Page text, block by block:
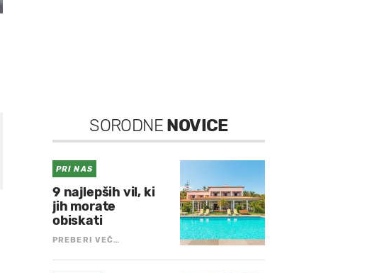
SORODNE NOVICE
PRI NAS
9 najlepših vil, ki
jih morate
obiskati
PREBERI VEČ…